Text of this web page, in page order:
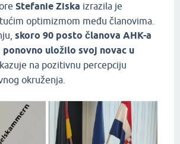
Stefanie Ziska izrazila je
optimizmom među članovima.
skoro 90 posto članova AHK-a
uložilo svoj novac u
na pozitivnu percepciju
okruženja.